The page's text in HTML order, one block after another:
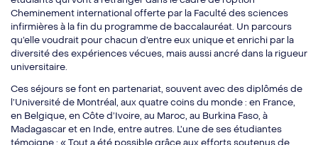
Cheminement international offerte par la Faculté des sciences
infirmières à la fin du programme de baccalauréat. Un parcours
qu’elle voudrait pour chacun d’entre eux unique et enrichi par la
diversité des expériences vécues, mais aussi ancré dans la rigueur
universitaire.
Ces séjours se font en partenariat, souvent avec des diplômés de
l’Université de Montréal, aux quatre coins du monde : en France,
en Belgique, en Côte d’Ivoire, au Maroc, au Burkina Faso, à
Madagascar et en Inde, entre autres. L’une de ses étudiantes
témoigne : « Tout a été possible grâce aux efforts soutenus de